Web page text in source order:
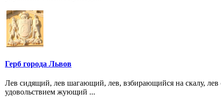
Герб города Львов
Лев сидящий, лев шагающий, лев, взбирающийся на скалу,
удовольствием жующий ...